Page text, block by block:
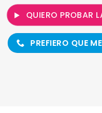
QUIERO PROBAR
PREFIERO QUE